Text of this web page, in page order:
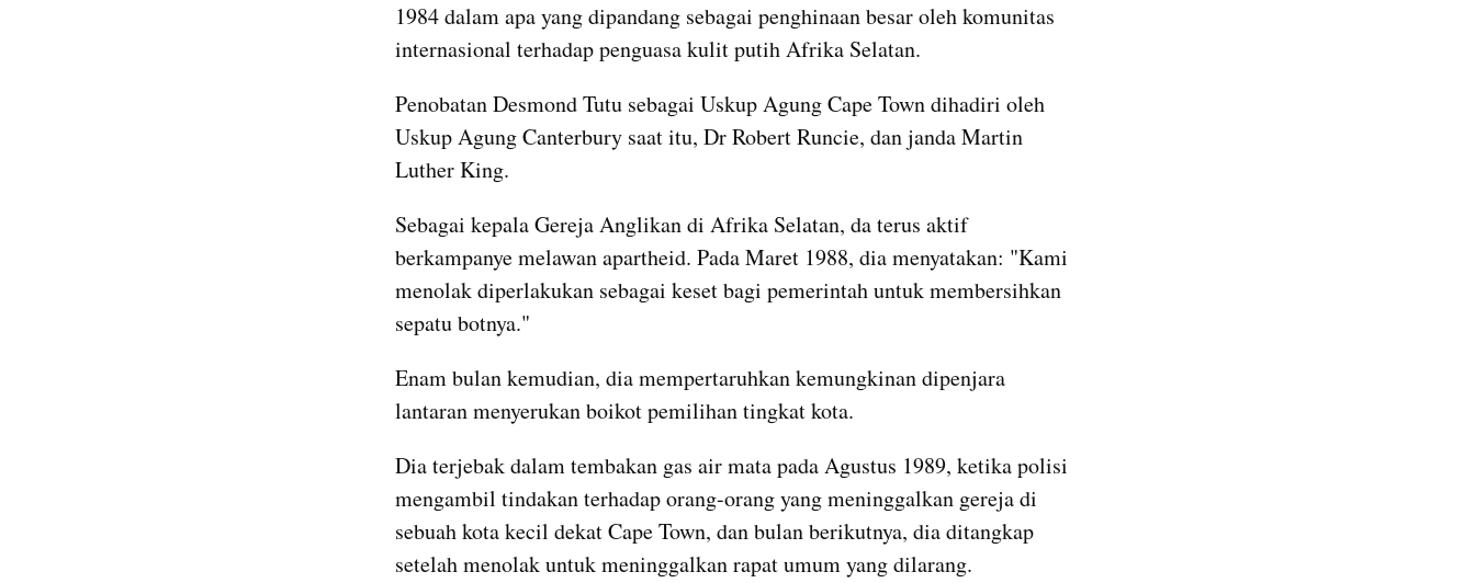
1984 dalam apa yang dipandang sebagai penghinaan besar oleh komunitas
internasional terhadap penguasa kulit putih Afrika Selatan.
Penobatan Desmond Tutu sebagai Uskup Agung Cape Town dihadiri oleh
Uskup Agung Canterbury saat itu, Dr Robert Runcie, dan janda Martin
Luther King.
Sebagai kepala Gereja Anglikan di Afrika Selatan, da terus aktif
berkampanye melawan apartheid. Pada Maret 1988, dia menyatakan: "Kami
menolak diperlakukan sebagai keset bagi pemerintah untuk membersihkan
sepatu botnya."
Enam bulan kemudian, dia mempertaruhkan kemungkinan dipenjara
lantaran menyerukan boikot pemilihan tingkat kota.
Dia terjebak dalam tembakan gas air mata pada Agustus 1989, ketika polisi
mengambil tindakan terhadap orang-orang yang meninggalkan gereja di
sebuah kota kecil dekat Cape Town, dan bulan berikutnya, dia ditangkap
setelah menolak untuk meninggalkan rapat umum yang dilarang.